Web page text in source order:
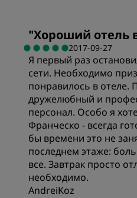
Качество сна
Обслуживание
"Хороший отель
2017-09-27
Я первый раз
сети. Необходимо
понравилось в отеле.
дружелюбный и
персонал. Особо я
Франческо - всегда
бы времени это не
последнем этаже:
все. Завтрак просто
необходимо.
AndreiKoz